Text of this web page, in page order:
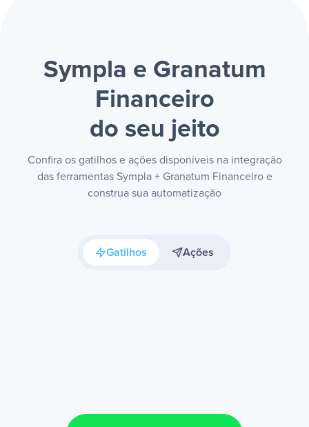
Sympla e Granatum
Financeiro
do seu jeito
Confira os gatilhos e ações disponíveis na integração
das ferramentas Sympla + Granatum Financeiro e
construa sua automatização
Gatilhos Ações